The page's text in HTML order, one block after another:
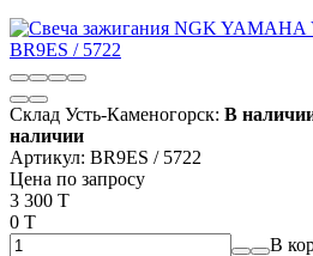
Склад Усть-Каменогорск: В
наличии
Артикул: BR9ES / 5722
Цена по запросу
3 300 T
0 T
В